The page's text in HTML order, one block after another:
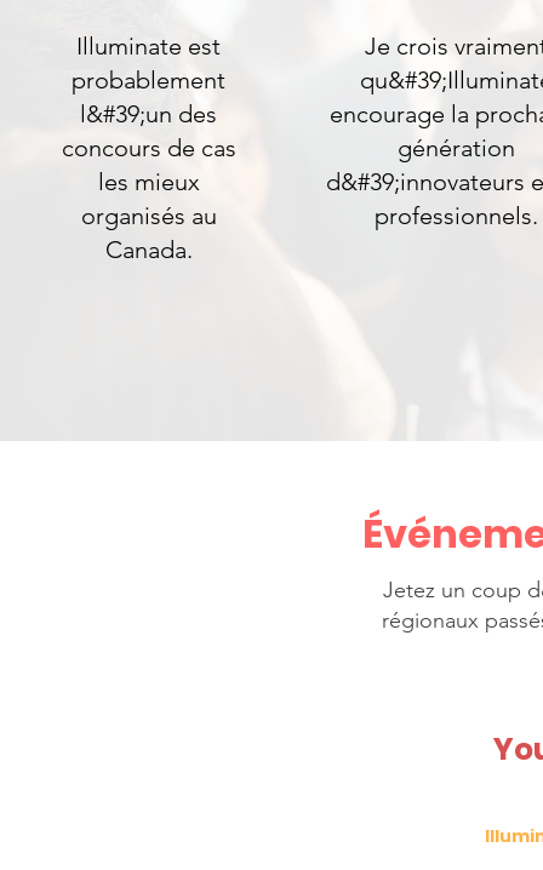
Illuminate est
probablement
l&#39;un des
concours de cas
les mieux
organisés au
Canada.
Je crois
encourage la
génération
d&#39;innovateurs
professionnels.
Jetez un coup
régionaux